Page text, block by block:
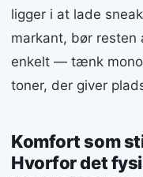
ligger i at lade
markant, bør
enkelt — tænk
toner, der giver
Komfort som
Hvorfor det